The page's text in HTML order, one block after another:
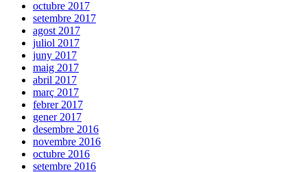
octubre 2017
setembre 2017
agost 2017
juliol 2017
juny 2017
maig 2017
abril 2017
març 2017
febrer 2017
gener 2017
desembre 2016
novembre 2016
octubre 2016
setembre 2016